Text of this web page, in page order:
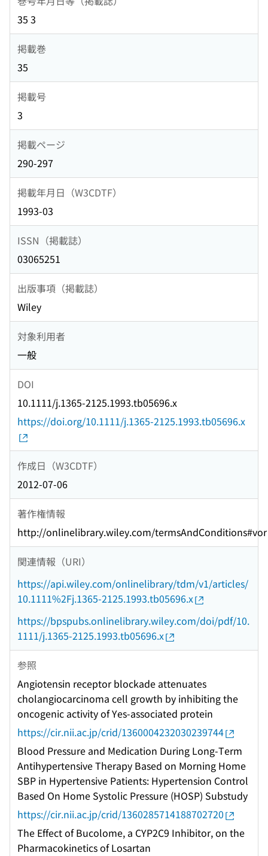
35 3
掲載巻
35
掲載号
3
掲載ページ
290-297
掲載年月日（W3CDTF）
1993-03
ISSN（掲載誌）
03065251
出版事項（掲載誌）
Wiley
対象利用者
一般
DOI
10.1111/j.1365-2125.1993.tb05696.x
https://doi.org/10.1111/j.1365-2125.1993.tb05696.x
作成日（W3CDTF）
2012-07-06
著作権情報
http://onlinelibrary.wiley.com/termsAndConditions#vor
関連情報（URI）
https://api.wiley.com/onlinelibrary/tdm/v1/articles/
10.1111%2Fj.1365-2125.1993.tb05696.x
https://bpspubs.onlinelibrary.wiley.com/doi/pdf/10.
1111/j.1365-2125.1993.tb05696.x
参照
Angiotensin receptor blockade attenuates
cholangiocarcinoma cell growth by inhibiting the
oncogenic activity of Yes-associated protein
https://cir.nii.ac.jp/crid/1360004232030239744
Blood Pressure and Medication During Long-Term
Antihypertensive Therapy Based on Morning Home
SBP in Hypertensive Patients: Hypertension Control
Based On Home Systolic Pressure (HOSP) Substudy
https://cir.nii.ac.jp/crid/1360285714188702720
The Effect of Bucolome, a CYP2C9 Inhibitor, on the
Pharmacokinetics of Losartan